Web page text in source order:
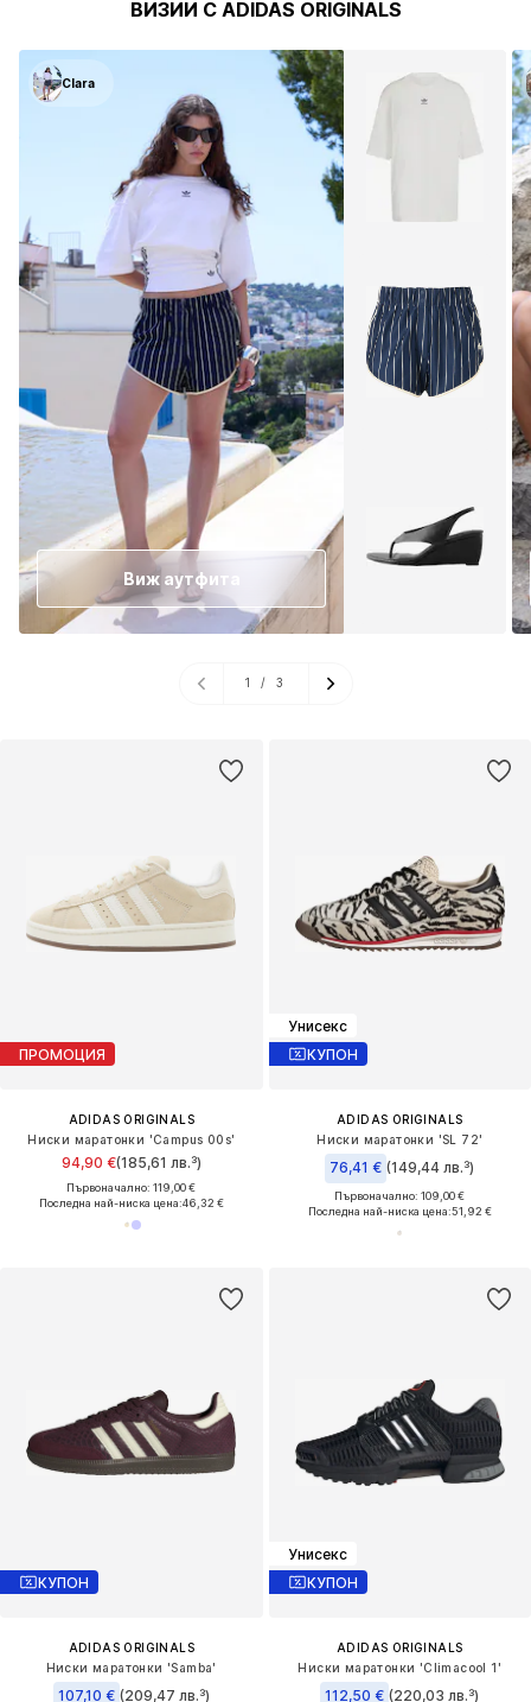
ПРОМОЦИЯ
ADIDAS ORIGINALS
Ниски маратонки 'Campus 00s'
94,90 €(185,61 лв.³)
Първоначално: 119,00 €
Последна най-ниска цена:46,32 €
Унисекс
КУПОН
ADIDAS ORIGINALS
Ниски маратонки 'SL 72'
76,41 € (149,44 лв.³)
Първоначално: 109,00 €
Последна най-ниска цена:51,92 €
КУПОН
ADIDAS ORIGINALS
Ниски маратонки 'Samba'
107,10 € (209,47 лв.³)
Унисекс
КУПОН
ADIDAS ORIGINALS
Ниски маратонки 'Climacool 1'
112,50 € (220,03 лв.³)
ВИЗИИ С ADIDAS ORIGINALS
Clara
Виж аутфита
1 / 3